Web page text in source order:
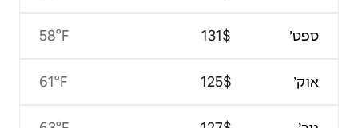
58°F
61°F